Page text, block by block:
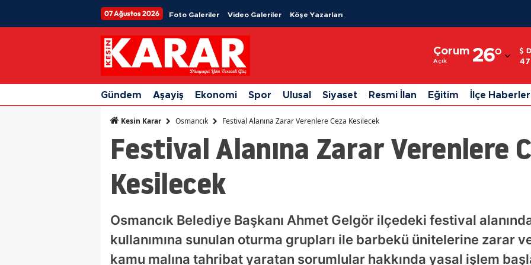
07 Ağustos 2026 Foto Galeriler Video Galeriler Köşe Yazarları
Çorum
Açık 26°
Adıyaman
Afyonkarahisar
Ağrı
Ankara
Aydın
Balıkesir
Gündem Aşayiş Ekonomi Spor Ulusal Siyaset Resmi İlan Eğitim İlçe
Kesin Karar Osmancık Festival Alanına Zarar Verenlere Ceza Kesilecek
Festival Alanına Zarar Verenlere
Kesilecek
Osmancık Belediye Başkanı Ahmet Gelgör ilçedeki festival
kullanımına sunulan oturma grupları ile barbekü ünitelerine zarar
kamu malına tahribat yaratan sorumlular hakkında yasal işlem